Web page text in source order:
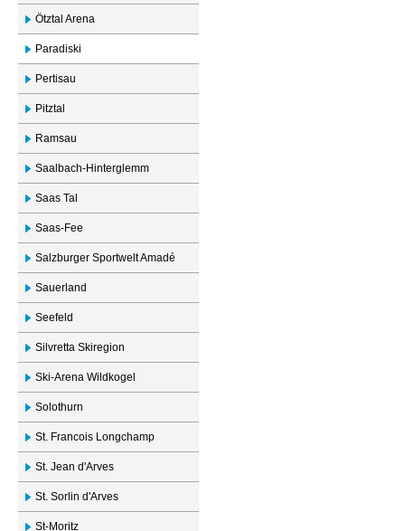
Ötztal Arena
Paradiski
Pertisau
Pitztal
Ramsau
Saalbach-Hinterglemm
Saas Tal
Saas-Fee
Salzburger Sportwelt Amadé
Sauerland
Seefeld
Silvretta Skiregion
Ski-Arena Wildkogel
Solothurn
St. Francois Longchamp
St. Jean d'Arves
St. Sorlin d'Arves
St-Moritz